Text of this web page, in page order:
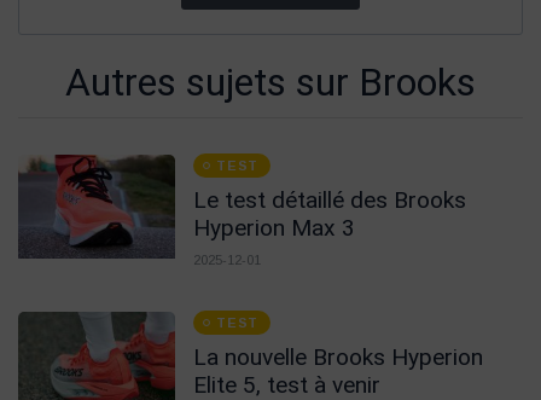
Autres sujets sur Brooks
TEST
Le test détaillé des Brooks
Hyperion Max 3
2025-12-01
TEST
La nouvelle Brooks Hyperion
Elite 5, test à venir